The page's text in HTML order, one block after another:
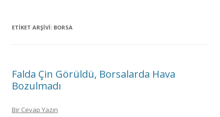
ETIKET ARŞIVI: BORSA
Falda Çin Görüldü, Borsalarda Hava
Bozulmadı
Bir Cevap Yazın